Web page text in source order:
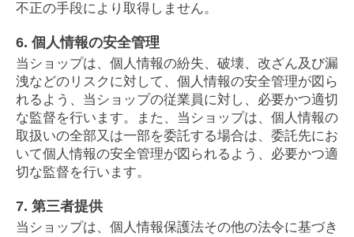
不正の手段により取得しません。
6. 個人情報の安全管理
当ショップは、個人情報の紛失、破壊、改ざん及び漏
洩などのリスクに対して、個人情報の安全管理が図ら
れるよう、当ショップの従業員に対し、必要かつ適切
な監督を行います。また、当ショップは、個人情報の
取扱いの全部又は一部を委託する場合は、委託先にお
いて個人情報の安全管理が図られるよう、必要かつ適
切な監督を行います。
7. 第三者提供
当ショップは、個人情報保護法その他の法令に基づき